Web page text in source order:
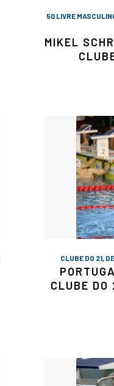
50 LIVRE
MIKEL
CLUBE DO 21,
CLUBE DO